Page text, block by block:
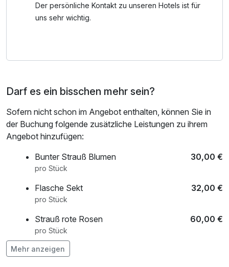
Therme Bad Aibling: Der Eintritt für 4 Stunden pro Person
ist bereits inklusive. Tauchen Sie ein in die wohltuende
attraktiven Vorteilen in der Region. Erkunden Sie
und erleben Sie unvergessliche Urlaubsmomente.
Ob romantische Auszeit oder genussvoller Kurzurlaub –
dieses Arrangement lädt dazu ein, neue Energie zu tanken
und gemeinsam schöne Erinnerungen zu schaffen.
*Das Hotel haftet nicht für die (Verfügbarkeit)
angebotenen Leistungen.
Der persönliche Kontakt zu unseren Hotels ist für
uns sehr wichtig.
Darf es ein bisschen mehr sein?
Sofern nicht schon im Angebot enthalten, können Sie in
der Buchung folgende zusätzliche Leistungen zu ihrem
Angebot hinzufügen:
Bunter Strauß Blumen
30,00 €
pro Stück
Flasche Sekt 32,00 €
pro Stück
Strauß rote Rosen 60,00 €
pro Stück
Mehr anzeigen